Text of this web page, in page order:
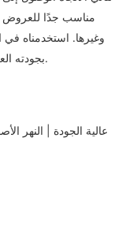
مناسب جدًا للعروض
وغيرها. استخدمناه في
بجودته العالية التي تلبي توقعات عملائنا الدائمين والجدد.